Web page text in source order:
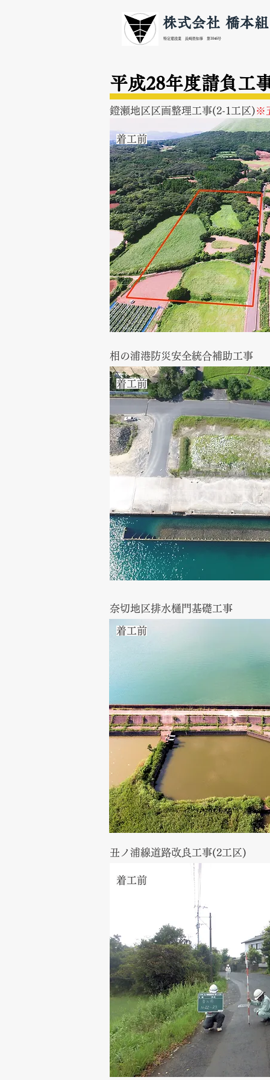
株式会社 橋本組
特定建設業 長崎県知事 第1046号
平成28年度請負工
​着工前
鐙瀬地区区画整理工事(2-1工区)※
相の浦港防災安全統合補助工事
​着工前
奈切地区排水樋門基礎工事
​着工前
丑ノ浦線道路改良工事(2工区)
​着工前